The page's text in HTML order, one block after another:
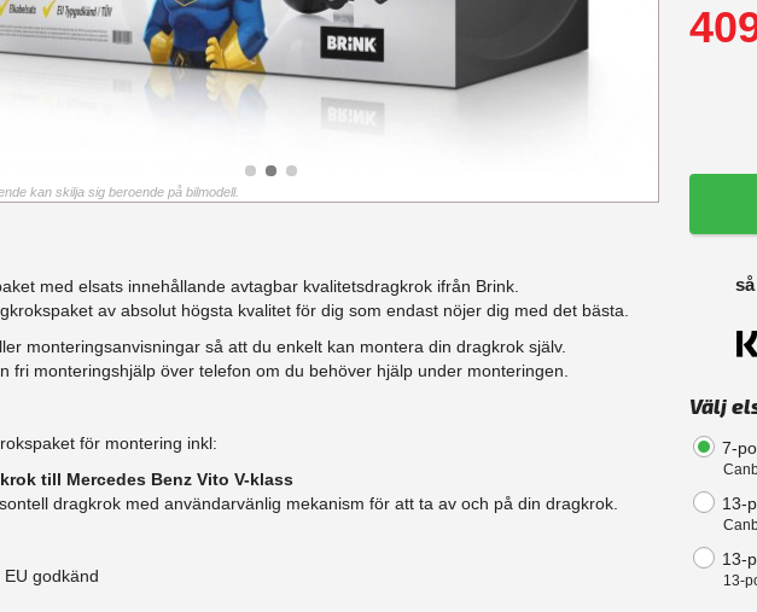
kan skilja sig beroende på bilmodell.
med elsats innehållande avtagbar kvalitetsdragkrok ifrån Brink.
av absolut högsta kvalitet för dig som endast nöjer dig med det bästa.
monteringsanvisningar så att du enkelt kan montera din dragkrok själv.
fri monteringshjälp över telefon om du behöver hjälp under monteringen.
för montering inkl:
till Mercedes Benz Vito V-klass
dragkrok med användarvänlig mekanism för att ta av och på din dragkrok.
godkänd
Välj
7-
13-
13-
13-